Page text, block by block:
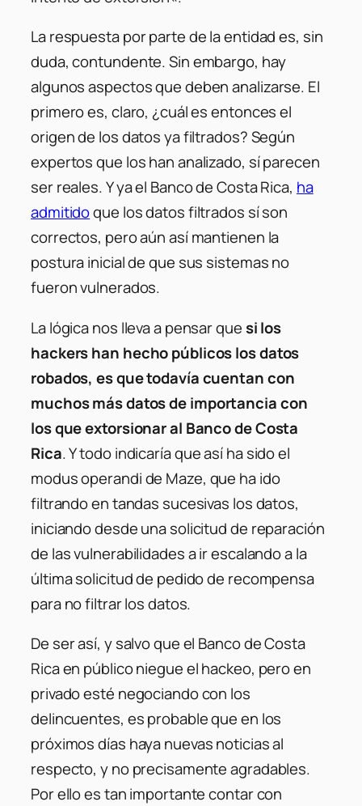
La respuesta por parte de la entidad es, sin
duda, contundente. Sin embargo, hay
algunos aspectos que deben analizarse. El
primero es, claro, ¿cuál es entonces el
origen de los datos ya filtrados? Según
expertos que los han analizado, sí parecen
ser reales. Y ya el Banco de Costa Rica, ha
admitidoque los datos filtrados sí son
correctos, pero aún así mantienen la
postura inicial de que sus sistemas no
fueron vulnerados.
La lógica nos lleva a pensar quesi los
hackers han hecho públicos los datos
robados, es que todavía cuentan con
muchos más datos de importancia con
los que extorsionar al Banco de Costa
Rica. Y todo indicaría que así ha sido el
modus operandi de Maze, que ha ido
filtrando en tandas sucesivas los datos,
iniciando desde una solicitud de reparación
de las vulnerabilidades a ir escalando a la
última solicitud de pedido de recompensa
para no filtrar los datos.
De ser así, y salvo que el Banco de Costa
Rica en público niegue el hackeo, pero en
privado esté negociando con los
delincuentes, es probable que en los
próximos días haya nuevas noticias al
respecto, y no precisamente agradables.
Por ello es tan importante contar con